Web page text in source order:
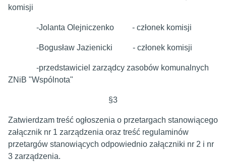
komisji
-Jolanta Olejniczenko - członek komisji
-Bogusław Jazienicki - członek komisji
-przedstawiciel zarządcy zasobów komunalnych
ZNiB "Wspólnota"
§3
Zatwierdzam treść ogłoszenia o przetargach stanowiącego
załącznik nr 1 zarządzenia oraz treść regulaminów
przetargów stanowiących odpowiednio załączniki nr 2 i nr
3 zarządzenia.